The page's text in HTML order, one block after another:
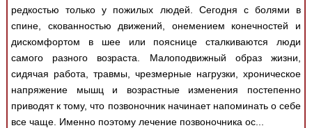
редкостью только у пожилых людей. Сегодня с болями в
спине, скованностью движений, онемением конечностей и
дискомфортом в шее или пояснице сталкиваются люди
самого разного возраста. Малоподвижный образ жизни,
сидячая работа, травмы, чрезмерные нагрузки, хроническое
напряжение мышц и возрастные изменения постепенно
приводят к тому, что позвоночник начинает напоминать о себе
все чаще. Именно поэтому лечение позвоночника ос...